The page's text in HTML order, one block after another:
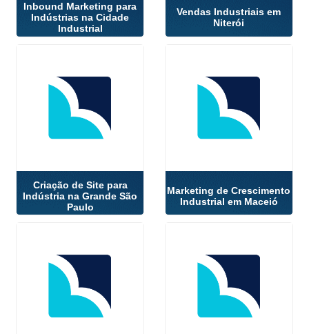
Inbound Marketing para
Indústrias na Cidade
Industrial
Vendas Industriais em
Niterói
Criação de Site para
Indústria na Grande São
Paulo
Marketing de Crescimento
Industrial em Maceió